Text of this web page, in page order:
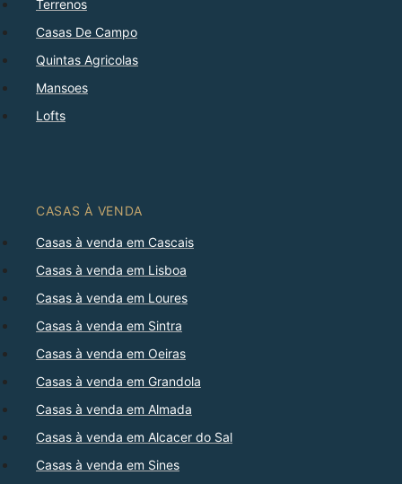
Terrenos
Casas De Campo
Quintas Agricolas
Mansoes
Lofts
CASAS À VENDA
Casas à venda em Cascais
Casas à venda em Lisboa
Casas à venda em Loures
Casas à venda em Sintra
Casas à venda em Oeiras
Casas à venda em Grandola
Casas à venda em Almada
Casas à venda em Alcacer do Sal
Casas à venda em Sines